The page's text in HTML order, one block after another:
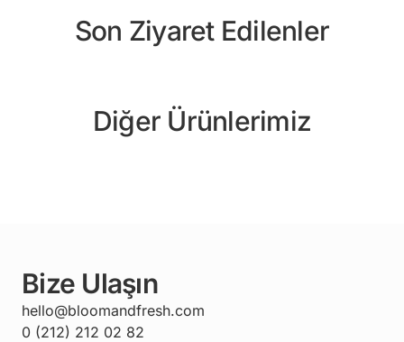
Son Ziyaret Edilenler
Diğer Ürünlerimiz
Bize Ulaşın
hello@bloomandfresh.com
0 (212) 212 02 82